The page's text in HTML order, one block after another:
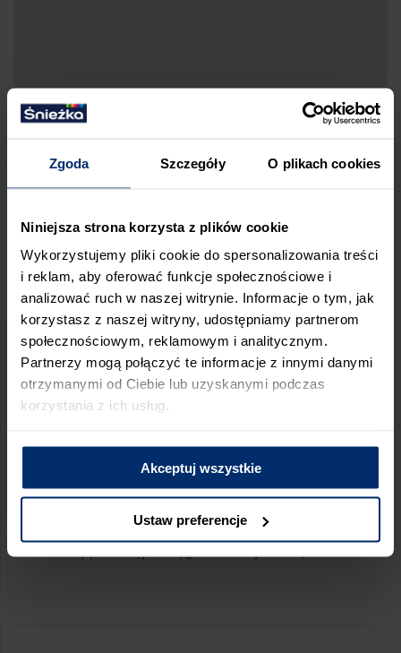
Zgoda Szczegóły O plikach cookies
Niniejsza strona korzysta z plików cookie
Wykorzystujemy pliki cookie do spersonalizowania treści
i reklam, aby oferować funkcje społecznościowe i
analizować ruch w naszej witrynie. Informacje o tym, jak
korzystasz z naszej witryny, udostępniamy partnerom
społecznościowym, reklamowym i analitycznym.
Partnerzy mogą połączyć te informacje z innymi danymi
otrzymanymi od Ciebie lub uzyskanymi podczas
korzystania z ich usług.
Akceptuj wszystkie
Ustaw preferencje
ZGŁOŚ BŁĄD
PRZED WIZYTĄ W SKLEPIE POLECAMY:
KALKULATOR ZUŻYCIA